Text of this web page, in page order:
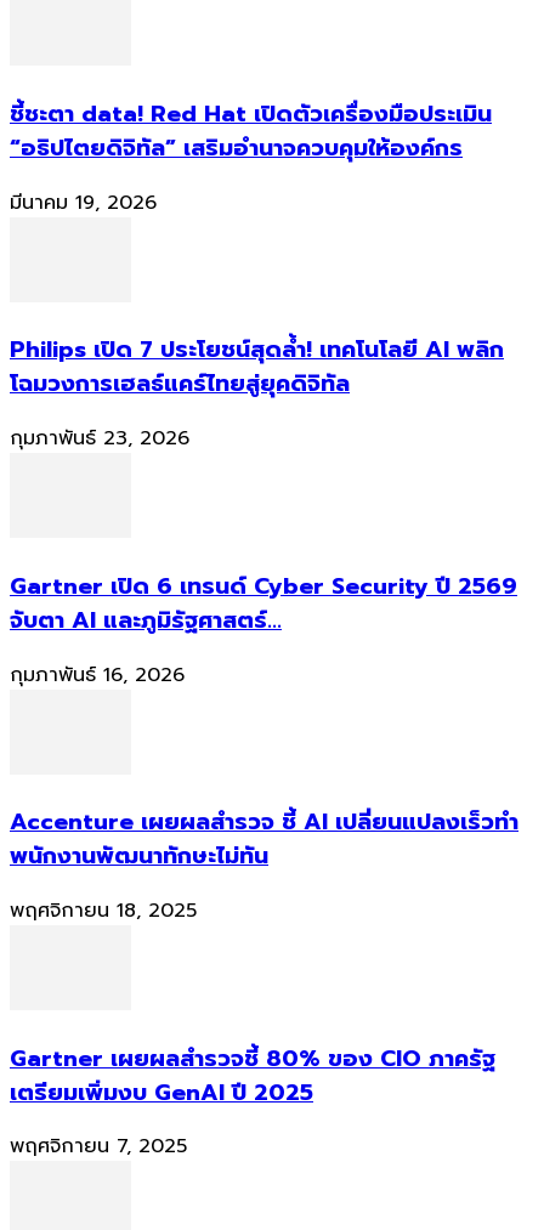
ชี้ชะตา data! Red Hat เปิดตัวเครื่องมือประเมิน
“อธิปไตยดิจิทัล” เสริมอำนาจควบคุมให้องค์กร
มีนาคม 19, 2026
Philips เปิด 7 ประโยชน์สุดล้ำ! เทคโนโลยี AI พลิก
โฉมวงการเฮลธ์แคร์ไทยสู่ยุคดิจิทัล
กุมภาพันธ์ 23, 2026
Gartner เปิด 6 เทรนด์ Cyber Security ปี 2569
จับตา AI และภูมิรัฐศาสตร์...
กุมภาพันธ์ 16, 2026
Accenture เผยผลสำรวจ ชี้ AI เปลี่ยนแปลงเร็วทำ
พนักงานพัฒนาทักษะไม่ทัน
พฤศจิกายน 18, 2025
Gartner เผยผลสำรวจชี้ 80% ของ CIO ภาครัฐ
เตรียมเพิ่มงบ GenAI ปี 2025
พฤศจิกายน 7, 2025